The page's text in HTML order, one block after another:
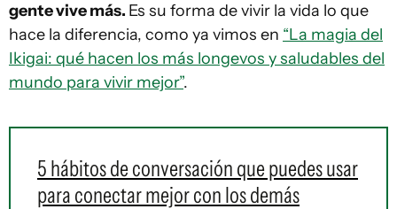
gente vive más. Es su forma de vivir la vida lo que
hace la diferencia, como ya vimos en “La magia del
Ikigai: qué hacen los más longevos y saludables del
mundo para vivir mejor”.
5 hábitos de conversación que puedes usar
para conectar mejor con los demás